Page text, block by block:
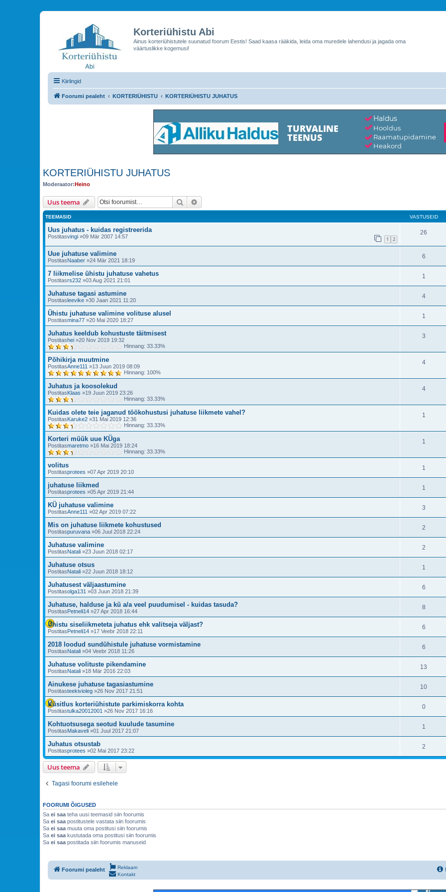
Korteriühistu Abi
Ainus korteriühistutele suunatud foorum Eestis! Saad kaasa rääkida, leida oma muredele lahendusi ja jagada oma
väärtuslikke kogemusi!
Kiirlingid
Foorumi pealeht KORTERIÜHISTU KORTERIÜHISTU JUHATUS
KORTERIÜHISTU JUHATUS
Moderaator:Heino
Uus teema Otsi
TEEMASID VASTUSEID
Uus juhatus - kuidas registreerida
Postitasvingi »09 Mär 2007 14:57 1 2
26
Uue juhatuse valimine
PostitasNaaber »24 Mär 2021 18:19
6
7 liikmelise ühistu juhatuse vahetus
Postitasrs232 »03 Aug 2021 21:01
1
Juhatuse tagasi astumine
Postitasleevike »30 Jaan 2021 11:20
4
Ühistu juhatuse valimine volituse alusel
Postitasmina77 »20 Mai 2020 18:27
1
Juhatus keeldub kohustuste täitmisest
Postitashei »20 Nov 2019 19:32
Hinnang: 33.33%
3
Põhikirja muutmine
PostitasAnne111 »13 Juun 2019 08:09
Hinnang: 100%
4
Juhatus ja koosolekud
PostitasKlaas »19 Juun 2019 23:26
Hinnang: 33.33%
4
Kuidas olete teie jaganud töökohustusi juhatuse liikmete vahel?
PostitasKaruke2 »31 Mai 2019 12:36
Hinnang: 33.33%
1
Korteri müük uue KÜga
Postitasmaretmo »16 Mai 2019 18:24
Hinnang: 33.33%
1
volitus
Postitasprotees »07 Apr 2019 20:10
1
juhatuse liikmed
Postitasprotees »05 Apr 2019 21:44
1
KÜ juhatuse valimine
PostitasAnne111 »02 Apr 2019 07:22
3
Mis on juhatuse liikmete kohustused
Postitaspuruvana »06 Juul 2018 22:24
2
Juhatuse valimine
PostitasNatali »23 Juun 2018 02:17
2
Juhatuse otsus
PostitasNatali »22 Juun 2018 18:12
1
Juhatusest väljaastumine
Postitasolga131 »03 Juun 2018 21:39
6
Juhatuse, halduse ja kü a/a veel puudumisel - kuidas tasuda?
PostitasPetneli14 »27 Apr 2018 16:44
8
Ühistu siseliikmeteta juhatus ehk valitseja väljast?
PostitasPetneli14 »17 Veebr 2018 22:11
6
2018 loodud sundühistule juhatuse vormistamine
PostitasNatali »04 Veebr 2018 11:26
6
Juhatuse volituste pikendamine
PostitasNatali »18 Mär 2016 22:03
13
Ainukese juhatuse tagasiastumine
Postitasteekivioleg »26 Nov 2017 21:51
10
Küsitlus korteriühistute parkimiskorra kohta
Postitastulka20012001 »26 Nov 2017 16:16
0
Kohtuotsusega seotud kuulude tasumine
PostitasMakaveli »01 Juul 2017 21:07
1
Juhatus otsustab
Postitasprotees »02 Mai 2017 23:22
2
Uus teema
Tagasi foorumi esilehele
FOORUMI ÕIGUSED
Sa ei saa teha uusi teemasid siin foorumis
Sa ei saa postitustele vastata siin foorumis
Sa ei saa muuta oma postitusi siin foorumis
Sa ei saa kustutada oma postitusi siin foorumis
Sa ei saa postitada siin foorumis manuseid
Foorumi pealeht
Reklaam
Kontakt